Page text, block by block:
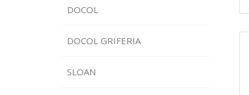
DOCOL
DOCOL GRIFERIA
SLOAN